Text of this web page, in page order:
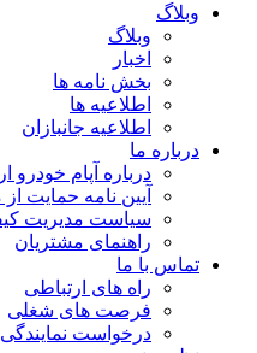
وبلاگ
وبلاگ
اخبار
بخش نامه ها
اطلاعیه ها
اطلاعیه جانبازان
درباره ما
درباره آپام خودرو
آیین نامه حمایت
سیاست مدیریت
راهنمای مشتریان
تماس با ما
راه های ارتباطی
فرصت های شغلی
درخواست نمایندگی